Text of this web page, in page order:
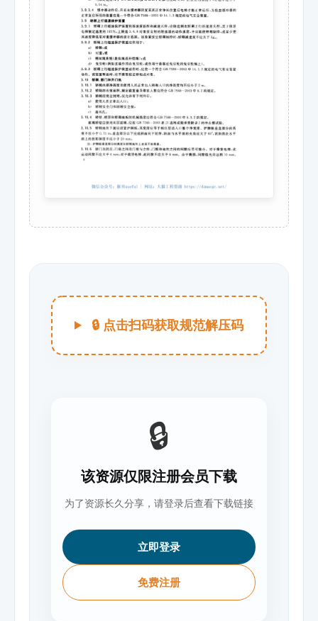
🔒 点击扫码获取规范解压码
🔒
该资源仅限注册会员下载
为了资源长久分享，请登录后查看下载链接
立即登录
免费注册